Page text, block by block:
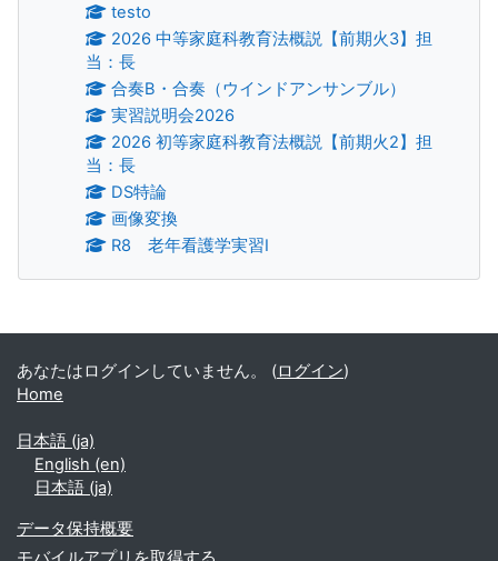
testo
2026 中等家庭科教育法概説【前期火3】担
当：長
合奏B・合奏（ウインドアンサンブル）
実習説明会2026
2026 初等家庭科教育法概説【前期火2】担
当：長
DS特論
画像変換
R8 老年看護学実習Ⅰ
補助ブロック
あなたはログインしていません。 (ログイン)
Home
日本語 ‎(ja)‎
English ‎(en)‎
日本語 ‎(ja)‎
データ保持概要